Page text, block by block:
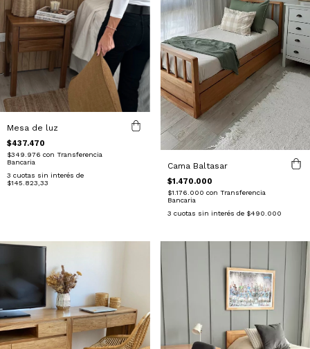
Mesa de luz
$437.470
$349.976 con Transferencia
Bancaria
3 cuotas sin interés de
$145.823,33
Cama Baltasar
$1.470.000
$1.176.000 con Transferencia
Bancaria
3 cuotas sin interés de $490.000